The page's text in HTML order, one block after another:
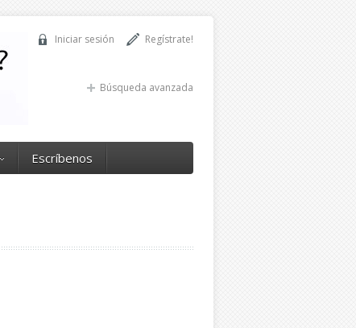
Regístrate!
Iniciar sesión
Búsqueda avanzada
Escríbenos